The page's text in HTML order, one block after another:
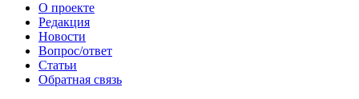
О проекте
Редакция
Новости
Вопрос/ответ
Статьи
Обратная связь